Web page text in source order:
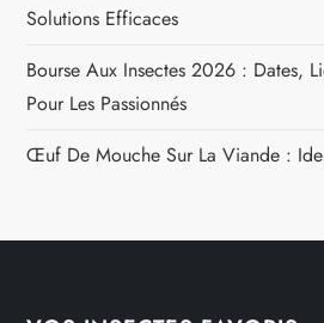
Solutions Efficaces
Bourse Aux Insectes 2026 : Dates,
Pour Les Passionnés
Œuf De Mouche Sur La Viande :